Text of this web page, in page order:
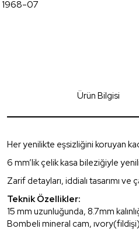
Ürün Bilgisi
Her yenilikte eşsizliğini koruyan
6 mm’lik çelik kasa bileziğiyle
Zarif detayları, iddialı tasarımı
Teknik Özellikler:
15 mm uzunluğunda, 8.7mm
Bombeli mineral cam,